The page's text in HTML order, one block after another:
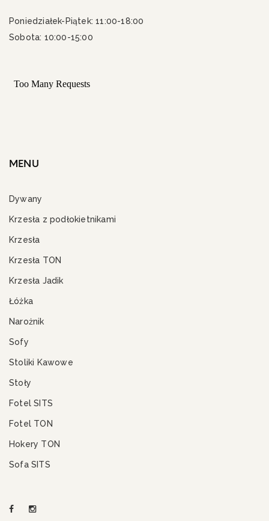
Poniedziałek-Piątek: 11:00-18:00
Sobota: 10:00-15:00
MENU
Dywany
Krzesła z podłokietnikami
Krzesła
Krzesła TON
Krzesła Jadik
Łóżka
Narożnik
Sofy
Stoliki Kawowe
Stoły
Fotel SITS
Fotel TON
Hokery TON
Sofa SITS